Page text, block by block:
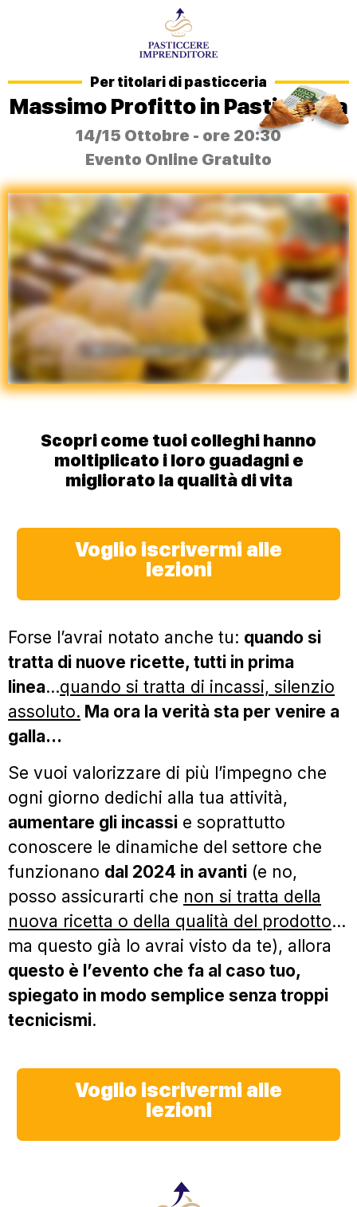
Per titolari di pasticceria
Massimo Profitto in Pasticceria
14/15 Ottobre - ore 20:30
Evento Online Gratuito
Scopri come tuoi colleghi hanno
moltiplicato i loro guadagnie
migliorato la qualità di vita
Voglio iscrivermi alle
lezioni
Forse l’avrai notato anche tu: quando si
tratta di nuove ricette, tutti in prima
linea…quando si tratta di incassi, silenzio
assoluto. Ma ora la verità sta per venire a
galla…
Se vuoi valorizzare di più l’impegno che
ogni giorno dedichi alla tua attività,
aumentare gli incassi e soprattutto
conoscere le dinamiche del settore che
funzionano dal 2024 in avanti (e no,
posso assicurarti che non si tratta della
nuova ricetta o della qualità del prodotto…
ma questo già lo avrai visto da te), allora
questo è l’evento che fa al caso tuo,
spiegato in modo semplice senza troppi
tecnicismi.
Voglio iscrivermi alle
lezioni